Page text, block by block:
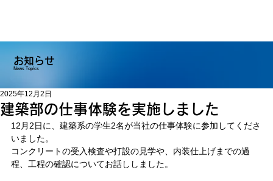
News Topics
お知らせ
建築部の仕事体験を実施しました
2025年12月2日
12月2日に、建築系の学生2名が当社の仕事体験に参加してくださ
いました。
コンクリートの受入検査や打設の見学や、内装仕上げまでの過
程、工程の確認についてお話ししました。